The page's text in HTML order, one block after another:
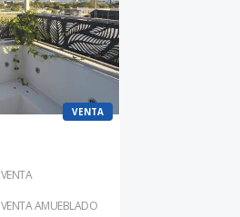
VENTA
VENTA
VENTA AMUEBLADO